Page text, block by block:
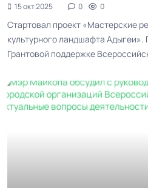
15 окт 2025 0 0
Стартовал проект «Мастерские
культурного ландшафта Адыгеи».
Грантовой поддержке